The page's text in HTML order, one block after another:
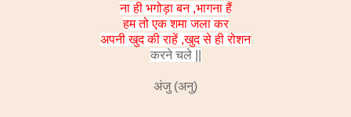
ना ही भगोड़ा बन ,भागना हैं
हम तो एक शमा जला कर
अपनी खुद की राहें ,खुद से ही रोशन
करने चले ||
अंजु (अनु)